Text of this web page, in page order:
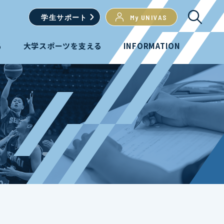
学生サポート My UNIVAS
大学スポーツを支える INFORMATION